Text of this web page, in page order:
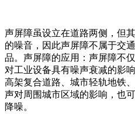
声屏障虽设立在道路两侧，但
的噪音，因此声屏障不属于交
品。声屏障的应用：声屏障不
对工业设备具有噪声衰减的影
高架复合道路、城市轻轨地铁
声对周围城市区域的影响，也
降噪。